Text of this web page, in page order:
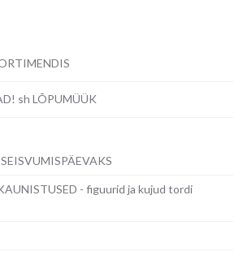
sh LÕPUMÜÜK
- figuurid ja kujud tordi